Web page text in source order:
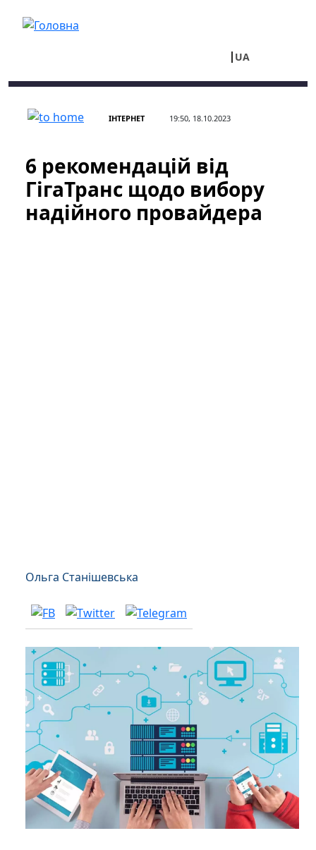
UA
ІНТЕРНЕТ 19:50, 18.10.2023
6 рекомендацій від
ГігаТранс щодо вибору
надійного провайдера
Ольга Станішевська